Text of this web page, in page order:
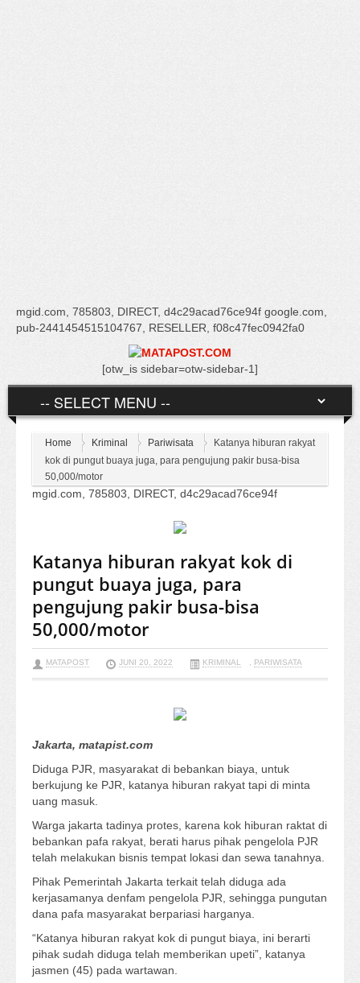
mgid.com, 785803, DIRECT, d4c29acad76ce94f google.com,
pub-2441454515104767, RESELLER, f08c47fec0942fa0
[otw_is sidebar=otw-sidebar-1]
Home Kriminal Pariwisata
Katanya hiburan rakyat
kok di pungut buaya juga, para pengujung pakir busa-bisa
50,000/motor
mgid.com, 785803, DIRECT, d4c29acad76ce94f
Katanya hiburan rakyat kok di
pungut buaya juga, para
pengujung pakir busa-bisa
50,000/motor
MATAPOST JUNI 20, 2022 KRIMINAL , PARIWISATA
Jakarta, matapist.com
Diduga PJR, masyarakat di bebankan biaya, untuk
berkujung ke PJR, katanya hiburan rakyat tapi di minta
uang masuk.
Warga jakarta tadinya protes, karena kok hiburan raktat di
bebankan pafa rakyat, berati harus pihak pengelola PJR
telah melakukan bisnis tempat lokasi dan sewa tanahnya.
Pihak Pemerintah Jakarta terkait telah diduga ada
kerjasamanya denfam pengelola PJR, sehingga pungutan
dana pafa masyarakat berpariasi harganya.
“Katanya hiburan rakyat kok di pungut biaya, ini berarti
pihak sudah diduga telah memberikan upeti”, katanya
jasmen (45) pada wartawan.